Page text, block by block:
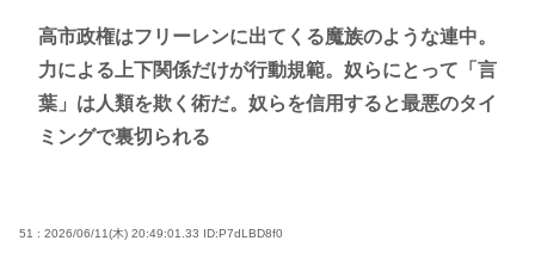
高市政権はフリーレンに出てくる魔族のような連中。
力による上下関係だけが行動規範。奴らにとって「言
葉」は人類を欺く術だ。奴らを信用すると最悪のタイ
ミングで裏切られる
51 : 2026/06/11(木) 20:49:01.33 ID:P7dLBD8f0